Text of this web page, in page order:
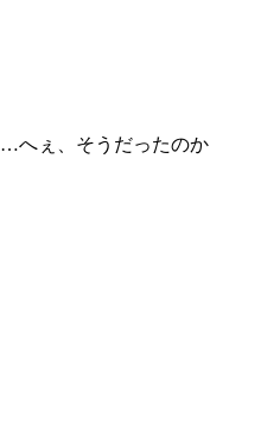
…へぇ、そうだったのか